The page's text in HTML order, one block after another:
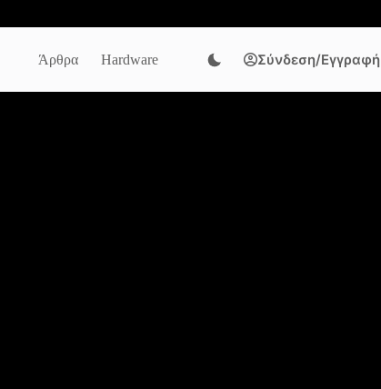
Άρθρα Hardware Σύνδεση/Εγγραφή